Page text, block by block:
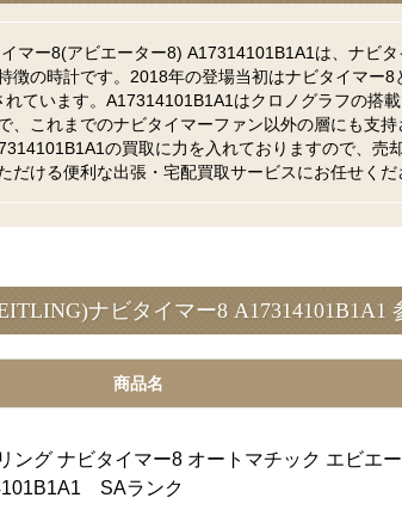
マー8(アビエーター8) A17314101B1A1は、ナビ
徴の時計です。2018年の登場当初はナビタイマー
ています。A17314101B1A1はクロノグラフの搭
、これまでのナビタイマーファン以外の層にも支
の買取に力を入れておりますので、売
だける便利な出張・宅配買取サービスにお任せくだ
ナビタイマー8 A17314101B1A1
商品名
ング ナビタイマー8 オートマチック エビエ
SAランク